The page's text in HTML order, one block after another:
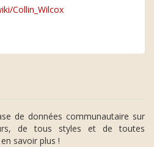
Collin_Wilcox
de données communautaire sur
de tous styles et de toutes
savoir plus !